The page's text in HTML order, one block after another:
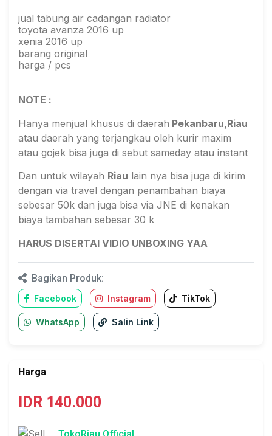
jual tabung air cadangan radiator
toyota avanza 2016 up
xenia 2016 up
barang original
harga / pcs
NOTE :
Hanya menjual khusus di daerah Pekanbaru,Riau
atau daerah yang terjangkau oleh kurir maxim
atau gojek bisa juga di sebut sameday atau instant
Dan untuk wilayah Riau lain nya bisa juga di kirim
dengan via travel dengan penambahan biaya
sebesar 50k dan juga bisa via JNE di kenakan
biaya tambahan sebesar 30 k
HARUS DISERTAI VIDIO UNBOXING YAA
Bagikan Produk:
Facebook Instagram TikTok
WhatsApp Salin Link
Harga
IDR 140.000